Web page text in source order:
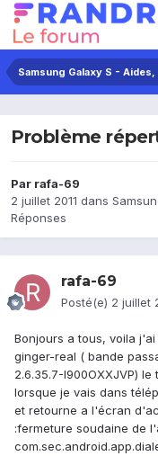
Samsung Galaxy S -
Problème
Par rafa-69
2 juillet 2011 dans
Réponses
rafa-69
Posté(e) 2 juillet
Bonjours a tous, voila
ginger-real ( bande
2.6.35.7-I900OXXJVP)
lorsque je vais dans
et retourne a l'écran
:fermeture soudaine de